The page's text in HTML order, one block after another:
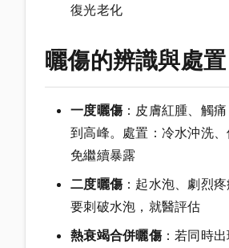
復光老化
曬傷的辨識與處置
一度曬傷：皮膚紅腫、觸
到高峰。處置：冷水沖洗
免繼續暴露
二度曬傷：起水泡、劇烈
要刺破水泡，就醫評估
熱衰竭合併曬傷：若同時